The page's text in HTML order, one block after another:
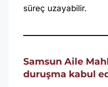
süreç uzayabilir.
Samsun Aile
duruşma kabul